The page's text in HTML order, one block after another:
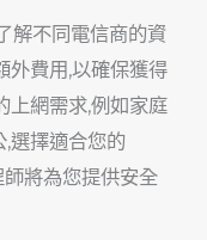
解不同電信商的資
外費用,以確保獲得
上網需求,例如家庭
選擇適合您的
將為您提供安全